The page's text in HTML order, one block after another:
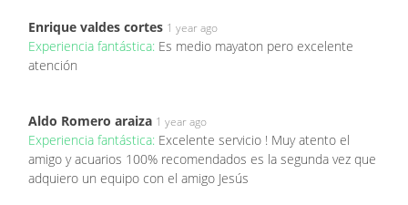
Enrique valdes cortes 1 year ago
Experiencia fantástica: Es medio mayaton pero excelente
atención
Aldo Romero araiza 1 year ago
Experiencia fantástica: Excelente servicio ! Muy atento el
amigo y acuarios 100% recomendados es la segunda vez que
adquiero un equipo con el amigo Jesús